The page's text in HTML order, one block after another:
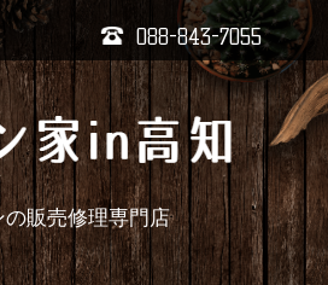
088-843-7055
の販売修理専門店